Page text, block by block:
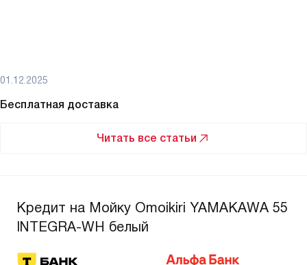
01.12.2025
Бесплатная доставка
Читать все статьи
Кредит на Мойку Omoikiri YAMAKAWA 55
INTEGRA-WH белый